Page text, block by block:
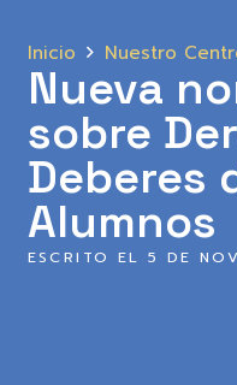
Inicio Nuestro
Nueva
sobre
Deberes
Alumnos
ESCRITO EL 5 DE